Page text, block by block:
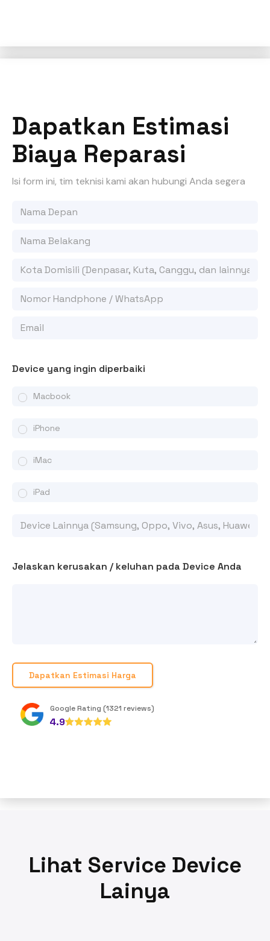
Dapatkan Estimasi
Biaya Reparasi
Isi form ini, tim teknisi kami akan hubungi Anda segera
Device yang ingin diperbaiki
Macbook
iPhone
iMac
iPad
Jelaskan kerusakan / keluhan pada Device Anda
Google Rating (1321 reviews)
4.9
Lihat Service Device
Lainya